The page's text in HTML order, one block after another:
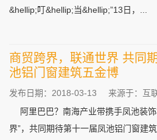
&hellip;叮&hellip;当&hellip;”13日，...
商贸跨界，联通世界 共同
池铝门窗建筑五金博
发布日期：2018-03-13
来源于：互
阿里巴巴？南海产业带携手凤池装饰
界”，共同期待第十一届凤池铝门窗建筑